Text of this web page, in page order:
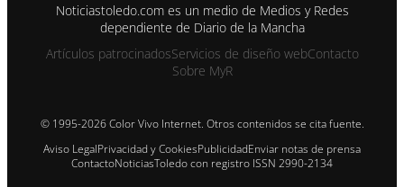
Noticiastoledo.com es un medio de Medios y Redes
dependiente de Diario de la Mancha
Artículos patrocinadosServicios de diseño webContacto
Sobre MyR
© 1995-2026 Color Vivo Internet. Otros contenidos se cita fuente.
Aviso LegalPrivacidad y CookiesPublicidadEnviar notas de prensa
ContactoNoticiasToledo con registro ISSN 2990-2134